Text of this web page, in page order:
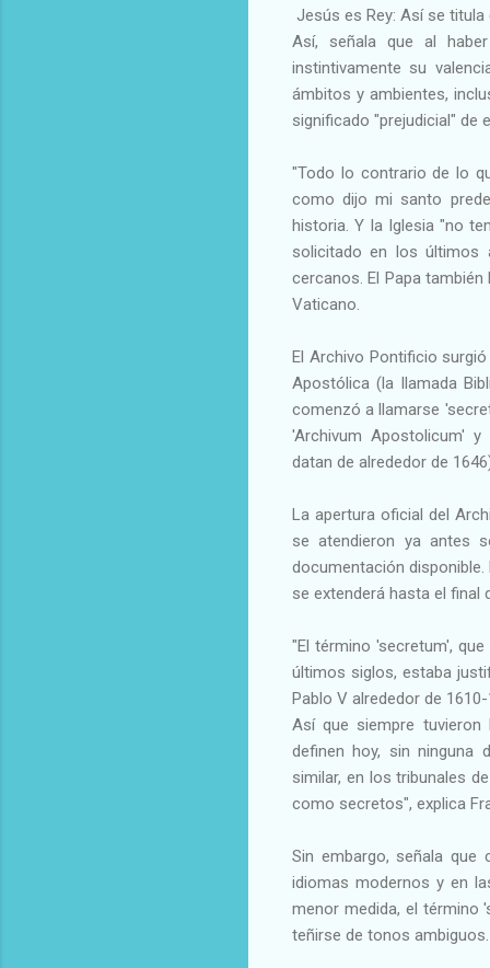
Jesús es Rey: Así se
Así, señala que al
instintivamente su
ámbitos y ambientes,
significado "prejudicial" de
"Todo lo contrario de lo
como dijo mi santo
historia. Y la Iglesia "no
solicitado en los últimos
cercanos. El Papa
Vaticano.
El Archivo Pontificio
Apostólica (la llamada
comenzó a llamarse
'Archivum Apostolicum'
datan de alrededor de
La apertura oficial del
se atendieron ya antes
documentación
se extenderá hasta el final
"El término 'secretum',
últimos siglos, estaba
Pablo V alrededor de
Así que siempre
definen hoy, sin ninguna
similar, en los tribunales
como secretos", explica
Sin embargo, señala
idiomas modernos y en
menor medida, el término
teñirse de tonos ambiguos.